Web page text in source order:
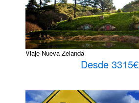
Viaje Nueva Zelanda
Desde 3315€